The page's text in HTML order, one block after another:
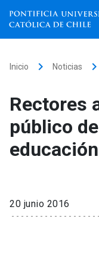
Facultades,
institutos
Investigación
Extensión
Inicio keyboard_arrow_right Noticias keyboard_arrow_right
Rectores
público
20 junio 2016